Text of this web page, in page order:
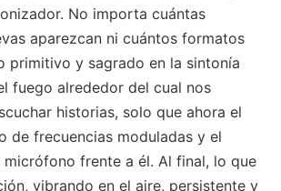
No importa cuántas
aparezcan ni cuántos formatos
primitivo y sagrado en la sintonía
fuego alrededor del cual nos
historias, solo que ahora el
de frecuencias moduladas y el
micrófono frente a él. Al final, lo que
vibrando en el aire, persistente y